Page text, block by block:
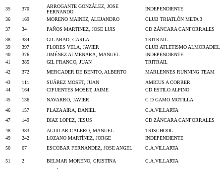
35 370
ARROGANTE GONZÁLEZ, JOSE
FERNANDO
INDEPENDIENTE
36
169 MORENO MAINEZ, ALEJANDRO
CLUB TRIATLÓN META 3
37
34 PAÑOS MARTINEZ, JOSE LUIS
CD ZÁNCARA CANFORRALES
38
384 GIL ABAD, CARLA
TRITRAIL
39
397 FLORES VELA, JAVIER
CLUB ATLETISMO ALMORADIEL
40
376 JIMÉNEZ ALMENARA, MANUEL
INDEPENDIENTE
41
385 GIL FRANCO, JUAN
TRITRAIL
42
372 MERCADER DE BENITO, ALBERTO
MARLENNES RUNNING TEAM
43
111 SUÁREZ MOSET, JUAN
AMICUS A CORRER
44
164 CIFUENTES MOSET, JAIME
CD ESTILO ALPINO
45
136 NAVARRO, JAVIER
C D GAMO MOTILLA
46
157 PLAZA AIRA, DANIEL
C.A.VILLARTA
47
149 DIAZ LOPEZ, JESUS
CD ZÁNCARA CANFORRALES
48
383 AGUILAR CALERO, MANUEL
TRISCHOOL
49
242 LOZANO MARTÍNEZ, JORGE
INDEPENDIENTE
50
67 ESCOBAR FERNANDEZ, JOSE ANGEL C.A.VILLARTA
51 2 BELMAR MORENO, CRISTINA
C.A.VILLARTA